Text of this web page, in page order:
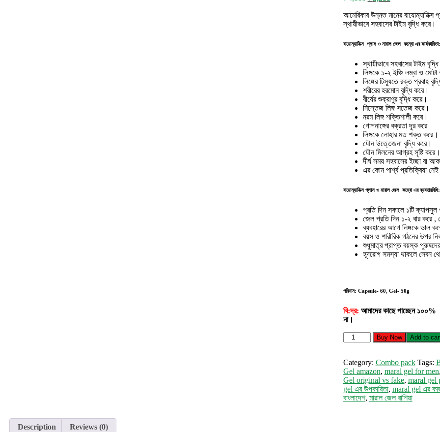
was:
৳ 4,000.
is:
৳ 3,500.
আমেরিকার উন্নত মানের
স্থায়ীভাবে সহবাসের টাইম বৃদ্ধি করে।
বায়োম্যানিক্স প্লাস ও মারাল জেল কম্বো এর কার্যকারিতা:
স্থায়ীভাবে সহবাসের টাইম
লিঙ্গকে ১-২ ইঞ্চি লম্বা ও মোটা
লিঙ্গের টিস্যুতে রক্ত প্রবাহ
শরীরের হরমোন বৃদ্ধি করে।
বীর্যের শুক্রাণুর বৃদ্ধি করে।
নিস্তেজ লিঙ্গ সতেজ করে।
নরম লিঙ্গ শক্তিশালী করে।
গোপনাঙ্গের বক্রতা দূর করে
লিঙ্গকে লোহার মত শক্ত করে।
যৌন উত্তেজনা বৃদ্ধি করে।
যৌন মিলনের আগ্রহ সৃষ্টি করে।
দীর্ঘ সময় সহবাসের ইচ্ছা বা
এর কোন পার্শ্ব প্রতিক্রিয়া
বায়োম্যানিক্স প্লাস ও মারাল জেল কম্বো এর ব্যবহারবিধি:
প্রতি দিন সকালে ১টি
জেল প্রতি দিন ১-২ বার করে ,
ব্যবহারের আগে লিঙ্গকে ভাল
বয়স ও শারীরিক গঠনের উপর
শুধুমাত্র প্রাপ্ত বয়স্ক
হূদরোগ সমস্যা থাকলে সেবন
পরিমান: Capsule- 60, Gel- 50g
বি:দ্র: আমাদের কাছে পাচ্ছেন ১০০%
না।
Biomanix
Plus
Maral
Gel
quantity
Buy Now Add to
Category: Combo pack Tags:
Gel amazon, maral gel for men,
Gel original vs fake, maral gel
gel এর উপকারিতা, maral gel এর
বাংলাদেশ, মারাল জেল রাশিয়া
Description Reviews (0)